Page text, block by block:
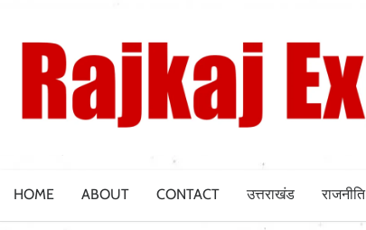
content
HOME ABOUT CONTACT उत्तराखंड राजनीति